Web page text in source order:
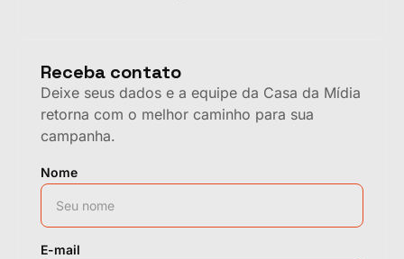
Receba contato
Deixe seus dados e a equipe da Casa da Mídia
retorna com o melhor caminho para sua
campanha.
Nome
E-mail